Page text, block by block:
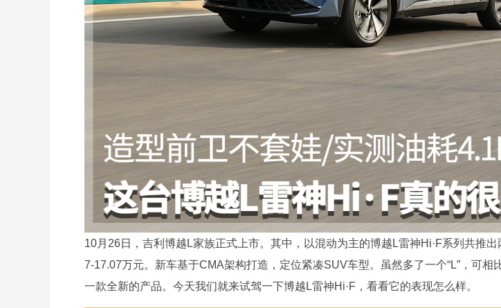
10月26日，吉利博越L家族正式上市。其中，以混动为主的博越L雷神Hi·F系列共推
7-17.07万元。新车基于CMA架构打造，定位紧凑SUV车型。虽然多了一个“L”，可相
一款全新的产品。今天我们就来试驾一下博越L雷神Hi·F，看看它的表现怎么样。